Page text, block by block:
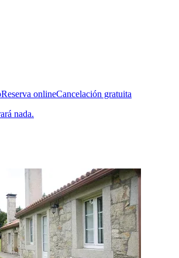
Reserva onlineCancelación gratuita
nada.